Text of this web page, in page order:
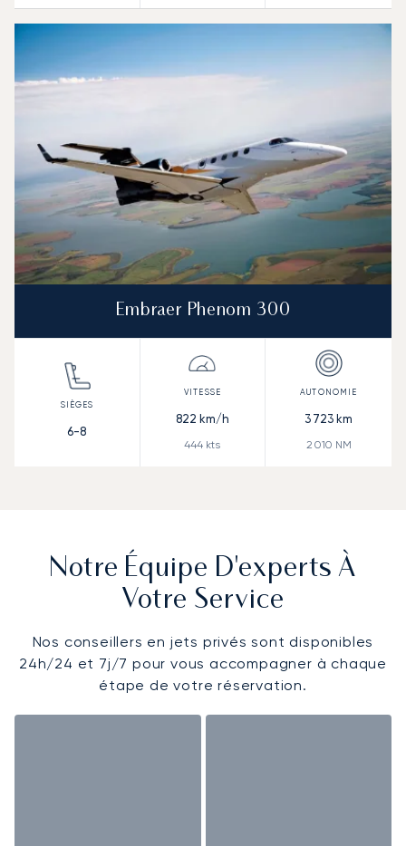
Embraer Phenom 300
6-8
822 km/h
444 kts
3 723 km
2 010 NM
Notre Équipe D'experts À
Votre Service
Nos conseillers en jets privés sont disponibles
24h/24 et 7j/7 pour vous accompagner à chaque
étape de votre réservation.